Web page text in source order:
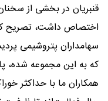
قنبریان در بخشی از
اختصاص داشت، تصریح
سهامداران پتروشیمی
که به این مجموعه شده،
همکاران ما با حداکثر